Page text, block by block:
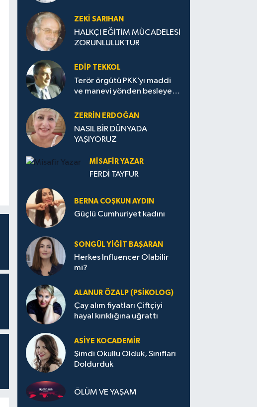
ZEKI SARIHAN
HALKÇI EĞİTİM MÜCADELESİ
ZORUNLULUKTUR
EDIP TEKKOL
Terör örgütü PKK’yı maddi
ve manevi yönden besleyen
ZERRIN ERDOĞAN
NASIL BİR DÜNYADA
YAŞIYORUZ
MISAFIR YAZAR
FERDİ TAYFUR
BERNA COŞKUN AYDIN
Güçlü Cumhuriyet kadını
SONGÜL YIĞIT BAŞARAN
Herkes Influencer Olabilir
mi?
ALANUR ÖZALP (PSIKOLOG)
Çay alım fiyatları Çiftçiyi
hayal kırıklığına uğrattı
ASIYE KOCADEMİR
Şimdi Okullu Olduk, Sınıfları
Doldurduk
ÖLÜM VE YAŞAM